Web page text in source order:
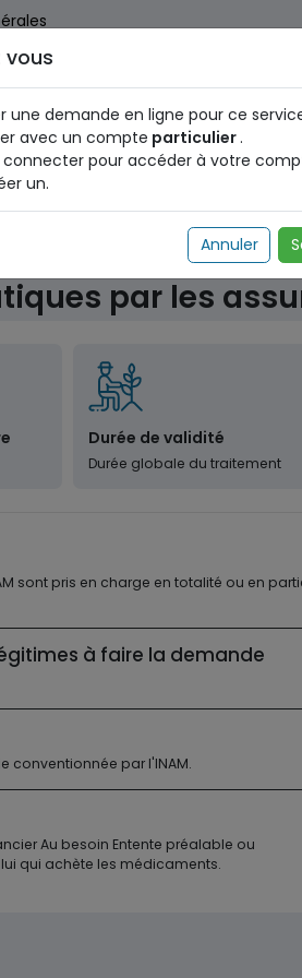
pour le programme national
d'Identification Unique (NIU) en
Achat de produits
par les
Durée de validité
Durée globale du traitement
sont pris en charge en totalité ou en
à faire la demande
conventionnée par l'INAM.
Au besoin Entente préalable ou
qui achète les médicaments.
vous
une demande en ligne pour ce
avec un compte particulier.
connecter pour accéder à votre
un.
Annuler